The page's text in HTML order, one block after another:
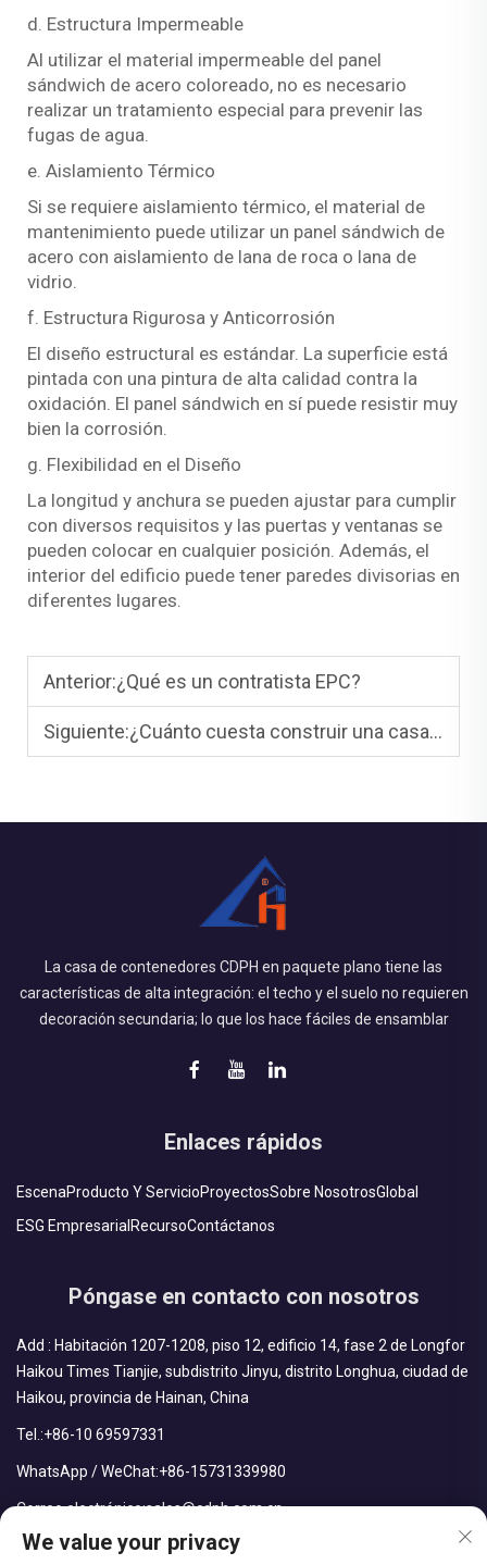
d. Estructura Impermeable
Al utilizar el material impermeable del panel
sándwich de acero coloreado, no es necesario
realizar un tratamiento especial para prevenir las
fugas de agua.
e. Aislamiento Térmico
Si se requiere aislamiento térmico, el material de
mantenimiento puede utilizar un panel sándwich de
acero con aislamiento de lana de roca o lana de
vidrio.
f. Estructura Rigurosa y Anticorrosión
El diseño estructural es estándar. La superficie está
pintada con una pintura de alta calidad contra la
oxidación. El panel sándwich en sí puede resistir muy
bien la corrosión.
g. Flexibilidad en el Diseño
La longitud y anchura se pueden ajustar para cumplir
con diversos requisitos y las puertas y ventanas se
pueden colocar en cualquier posición. Además, el
interior del edificio puede tener paredes divisorias en
diferentes lugares.
Anterior:¿Qué es un contratista EPC?
Siguiente:¿Cuánto cuesta construir una casa de contenedores?
La casa de contenedores CDPH en paquete plano tiene las
características de alta integración: el techo y el suelo no requieren
decoración secundaria; lo que los hace fáciles de ensamblar
Enlaces rápidos
EscenaProducto Y ServicioProyectosSobre NosotrosGlobal
ESG Empresarial RecursoContáctanos
Póngase en contacto con nosotros
Add : Habitación 1207-1208, piso 12, edificio 14, fase 2 de Longfor
Haikou Times Tianjie, subdistrito Jinyu, distrito Longhua, ciudad de
Haikou, provincia de Hainan, China
Tel.:+86-10 69597331
WhatsApp / WeChat:+86-15731339980
Correo electrónico:sales@cdph.com.cn
We value your privacy